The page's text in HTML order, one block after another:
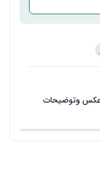
عکس وتوضیحات